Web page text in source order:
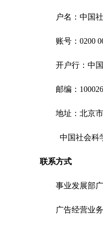
户名：中国社
账号：0200
开户行：中国
邮编：100026
地址：北京市
中国社会科学
联系方式
事业发展部广
广告经营业务